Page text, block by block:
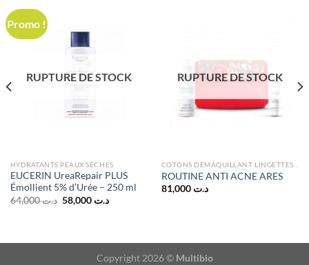
Promo !
RUPTURE DE STOCK
HYDRATANTS PEAUX SÈCHES
EUCERIN UreaRepair PLUS
Émollient 5% d’Urée – 250 ml
د.ت64,000
Le
prix
د.ت 58,000
Le
RUPTURE DE STOCK
ROUTINE ANTI ACNE ARES
د.ت 81,000
Copyright 2026 © Multibio